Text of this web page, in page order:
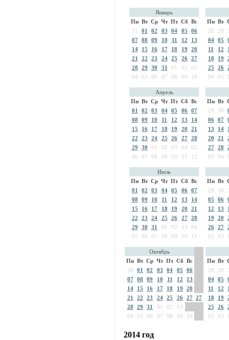
Январь
Пн Вт Ср Чт Пт Сб Вс
31
01 02 03 04 05
06
07
08 09 10 11 12
13
14
15 16 17 18 19
20
21
22 23 24 25 26 27
28
29 30 31 01 02
03
04
05 06 07 08 09 10
Пн Вт
28
29
04
05
11
12
18
19
25
26
04
05
Апрель
Пн Вт Ср Чт Пт Сб Вс
01
02 03 04 05 06 07
08
09 10 11 12 13
14
15
16 17 18 19 20
21
22
23 24 25 26 27 28
29
30 01 02 03 04
05
06
07 08 09 10 11 12
Пн Вт
29
30
06
07
13
14
20
21
27
28
03
04
Июль
Пн Вт Ср Чт Пт Сб Вс
01
02 03 04 05 06 07
08
09 10 11 12 13
14
15
16 17 18 19 20
21
22
23 24 25 26 27 28
29
30 31 01 02 03
04
05
06 07 08 09 10 11
Пн Вт
29
30
05
06
12
13
19
20
26
27
02
03
Октябрь
Пн Вт Ср Чт Пт Сб Вс
30
01 02 03 04 05
06
07
08 09 10 11 12
13
14
15 16 17 18 19
20
21
22 23 24 25 26 27 27
28
29 31 01 02
03
04
05 06 07 08 09 10
Пн Вт
28
29
04
05
11
12
18
19
25
26
02
03
2014 год